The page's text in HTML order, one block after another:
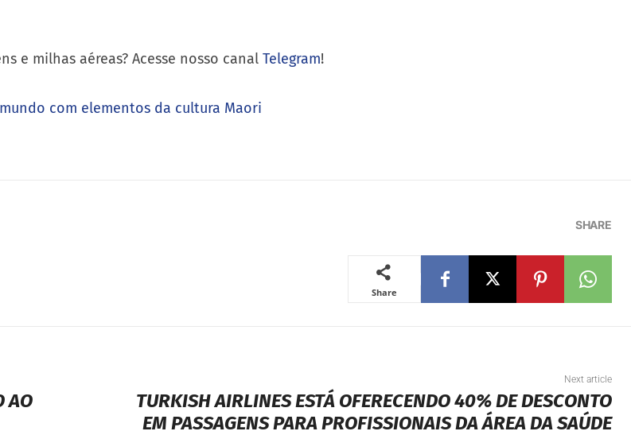
e milhas aéreas? Acesse nosso canal Telegram!
com elementos da cultura Maori
SHARE
Share
AO
Next article
TURKISH AIRLINES ESTÁ OFERECENDO 40% DE DESCONTO
EM PASSAGENS PARA PROFISSIONAIS DA ÁREA DA SAÚDE